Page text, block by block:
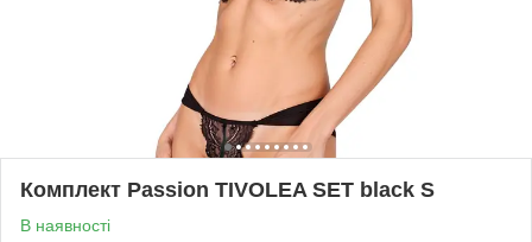
Комплект Passion TIVOLEA SET black S
В наявності